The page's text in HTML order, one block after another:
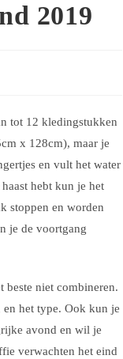
2019
tot 12 kledingstukken
x 128cm), maar je
en vult het water
hebt kun je het
stoppen en worden
je de voortgang
beste niet combineren.
het type. Ook kun je
avond en wil je
verwachten het eind